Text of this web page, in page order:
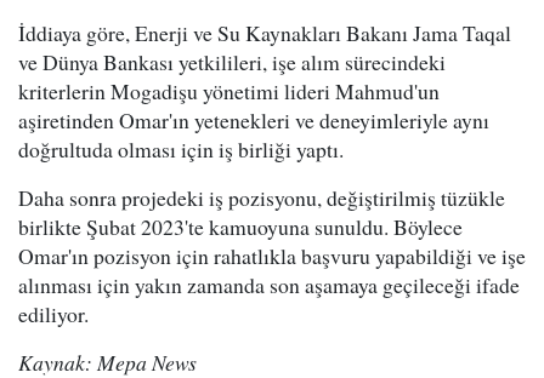
İddiaya göre, Enerji ve Su Kaynakları Bakanı Jama Taqal
ve Dünya Bankası yetkilileri, işe alım sürecindeki
kriterlerin Mogadişu yönetimi lideri Mahmud'un
aşiretinden Omar'ın yetenekleri ve deneyimleriyle aynı
doğrultuda olması için iş birliği yaptı.
Daha sonra projedeki iş pozisyonu, değiştirilmiş tüzükle
birlikte Şubat 2023'te kamuoyuna sunuldu. Böylece
Omar'ın pozisyon için rahatlıkla başvuru yapabildiği ve işe
alınması için yakın zamanda son aşamaya geçileceği ifade
ediliyor.
Kaynak: Mepa News